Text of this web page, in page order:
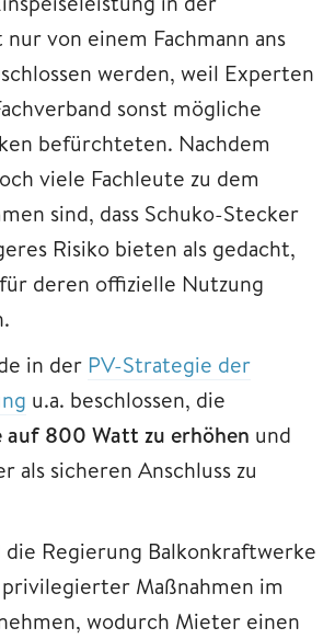
von einem Fachmann ans
werden, weil Experten
sonst mögliche
befürchteten. Nachdem
viele Fachleute zu dem
sind, dass Schuko-Stecker
Risiko bieten als gedacht,
deren offizielle Nutzung
in der PV-Strategie der
u.a. beschlossen, die
auf 800 Watt zu erhöhen und
als sicheren Anschluss zu
Regierung Balkonkraftwerke
Maßnahmen im
wodurch Mieter einen